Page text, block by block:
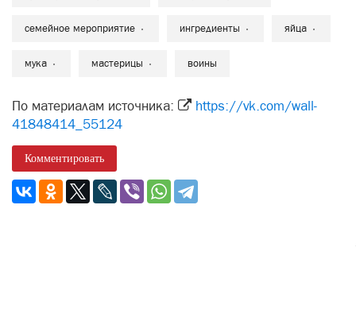
семейное мероприятие ингредиенты яйца
мука мастерицы воины
По материалам источника:
https://vk.com/wall-
41848414_55124
Комментировать